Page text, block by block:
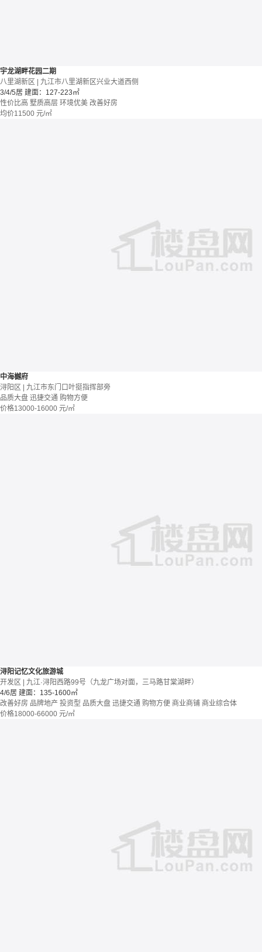
宇龙湖畔花园二期
八里湖新区 | 九江市八里湖新区兴业大道西侧
3/4/5居 建面：127-223㎡
性价比高 墅质高层 环境优美 改善好房
均价11500 元/㎡
中海樾府
浔阳区 | 九江市东门口叶挺指挥部旁
品质大盘 迅捷交通 购物方便
价格13000-16000 元/㎡
浔阳记忆文化旅游城
开发区 | 九江·浔阳西路99号（九龙广场对面，三马路甘棠湖畔）
4/6居 建面：135-1600㎡
改善好房 品牌地产 投资型 品质大盘 迅捷交通 购物方便 商业商铺 商业综合体
价格18000-66000 元/㎡